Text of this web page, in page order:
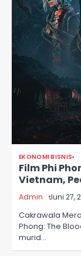
EKONOMI BISNIS
Film Phi
Vietnam,
Admin Juni 27,
Cakrawala
Phong: The
murid…